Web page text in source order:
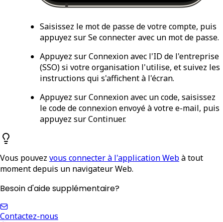
Saisissez le mot de passe de votre compte, puis
appuyez surSe connecter avec un mot de passe.
Appuyez surConnexion avec l'ID de l'entreprise
(SSO)si votre organisation l'utilise, et suivez les
instructions qui s'affichent à l'écran.
Appuyez surConnexion avec un code, saisissez
le code de connexion envoyé à votre e-mail, puis
appuyez surContinuer.
Vous pouvez vous connecter à l'application Webà tout
moment depuis un navigateur Web.
Besoin d'aide supplémentaire?
Contactez-nous